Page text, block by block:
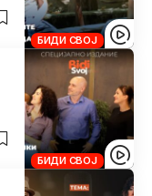
БИДИ СВОЈ
БИДИ СВОЈ